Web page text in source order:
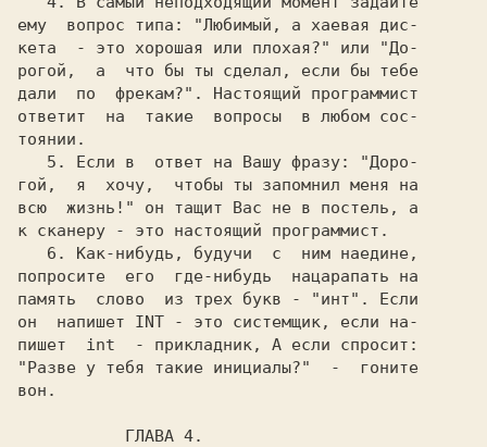
ему  вопрос типа: "Любимый, а хаевая дис-
кета  - это хорошая или плохая?" или "До-
рогой,  а  что бы ты сделал, если бы тебе
дали  по  фрекам?". Настоящий программист
ответит  на  такие  вопросы  в любом сос-
тоянии.
5 . Если в  ответ на Вашу фразу: "Доро-
гой,  я  хочу,  чтобы ты запомнил меня на
всю  жизнь!" он тащит Вас не в постель, а
к сканеру - это настоящий программист.
6 . Как-нибудь, будучи  с  ним наедине,
попросите  его  где-нибудь  нацарапать на
память  слово  из трех букв - "инт". Если
он  напишет INT - это системщик, если на-
пишет  int  - прикладник, А если спросит:
"Разве у тебя такие инициалы?"  -  гоните
вон.
ГЛАВА 4.